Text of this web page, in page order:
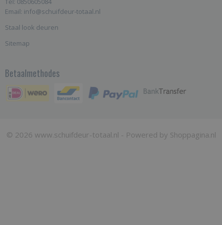
Email: info@schuifdeur-totaal.nl
Staal look deuren
Sitemap
Betaalmethodes
© 2026 www.schuifdeur-totaal.nl - Powered by Shoppagina.nl